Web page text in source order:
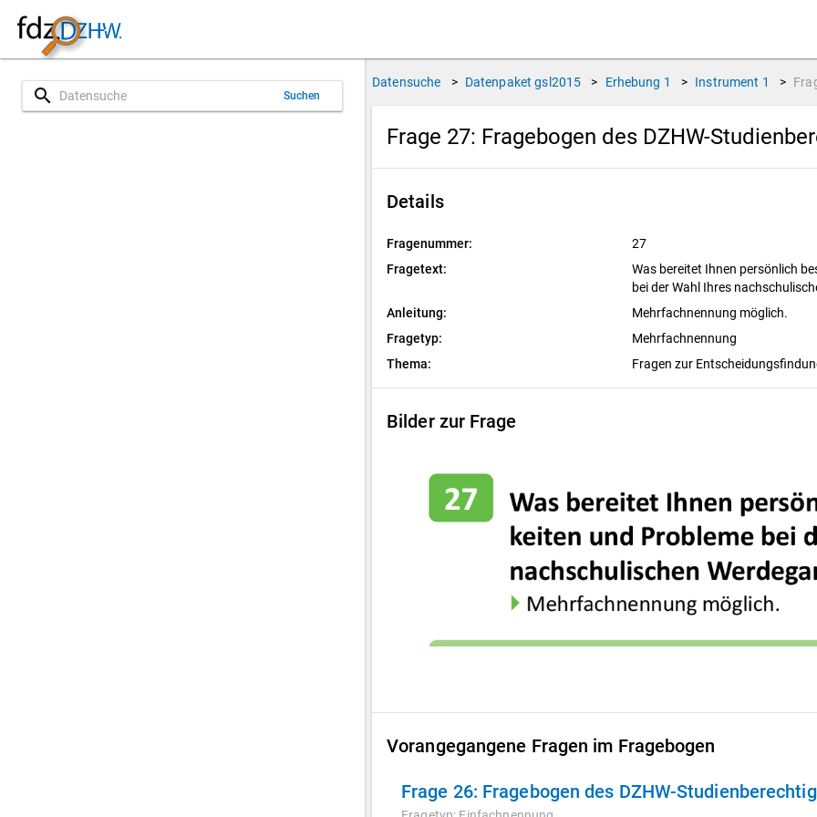
search Suchen
Datensuche > Datenpaket gsl2015 > Erhebung 1 > Instrument 1 >
Frage 27: Fragebogen des DZHW-
Details
Fragenummer:
27
Fragetext:
Was bereitet Ihnen persönlich
bei der Wahl Ihres
Anleitung:
Mehrfachnennung möglich.
Fragetyp:
Mehrfachnennung
Thema:
Fragen zur
Bilder zur Frage
Vorangegangene Fragen im Fragebogen
Frage 26: Fragebogen des DZHW-